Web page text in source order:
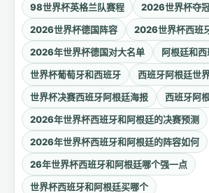
98世界杯英格兰队赛程
2026世界杯夺
2026世界杯德国阵容
2026世界杯西班
2026年世界杯德国对大名单
阿根廷和
世界杯葡萄牙和西班牙
西班牙阿根廷世
世界杯决赛西班牙阿根廷海报
西班牙阿
2026年世界杯西班牙和阿根廷的决赛预测
2026年世界杯西班牙和阿根廷的阵容如何
26年世界杯西班牙和阿根廷哪个强一点
世界杯西班牙和阿根廷买哪个